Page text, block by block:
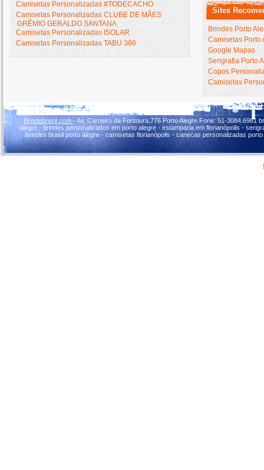
Camisetas Personalizadas #TODECACHO
Camisetas Personalizadas CLUBE DE MÃES
GRÊMIO GERALDO SANTANA
Camisetas Personalizadas ISOLAR
Camisetas Personalizadas TABU 386
Sites
Brindes Porto
Camisetas Porto
Google Mapas
Serigrafia Porto
Copos
Camisetas
Brindebrasil.com - Av. Carneiro da Fontoura,776 Porto Alegre Fone: 51-
alegre - brindes personalizados em porto alegre - estamparia em florianópolis -
brindes brasil porto alegre - camisetas florianópolis - canecas personalizadas